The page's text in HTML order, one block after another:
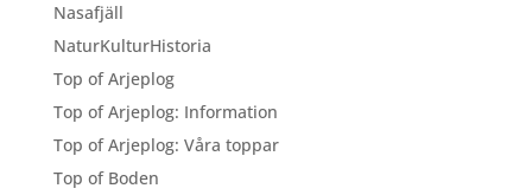
Nasafjäll
NaturKulturHistoria
Top of Arjeplog
Top of Arjeplog: Information
Top of Arjeplog: Våra toppar
Top of Boden